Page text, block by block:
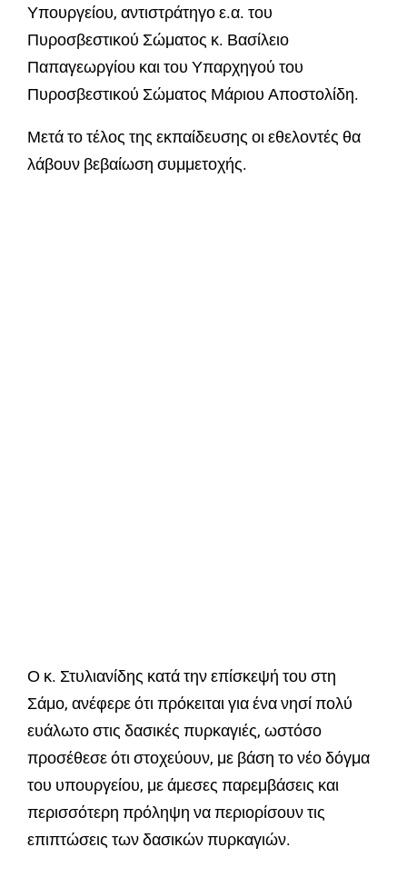
Υπουργείου, αντιστράτηγο ε.α. του
Πυροσβεστικού Σώματος κ. Βασίλειο
Παπαγεωργίου και του Υπαρχηγού του
Πυροσβεστικού Σώματος Μάριου Αποστολίδη.
Μετά το τέλος της εκπαίδευσης οι εθελοντές θα
λάβουν βεβαίωση συμμετοχής.
Ο κ. Στυλιανίδης κατά την επίσκεψή του στη
Σάμο, ανέφερε ότι πρόκειται για ένα νησί πολύ
ευάλωτο στις δασικές πυρκαγιές, ωστόσο
προσέθεσε ότι στοχεύουν, με βάση το νέο δόγμα
του υπουργείου, με άμεσες παρεμβάσεις και
περισσότερη πρόληψη να περιορίσουν τις
επιπτώσεις των δασικών πυρκαγιών.